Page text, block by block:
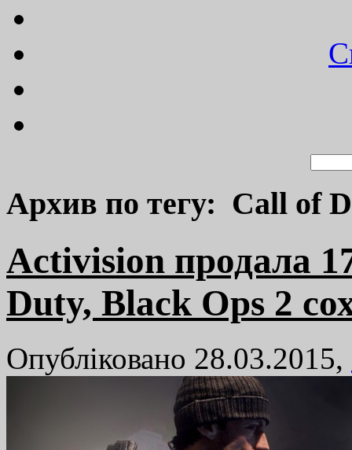
Архив по тегу: Call of
Activision продала
Duty, Black Ops 2
Опубліковано 28.03.2015,